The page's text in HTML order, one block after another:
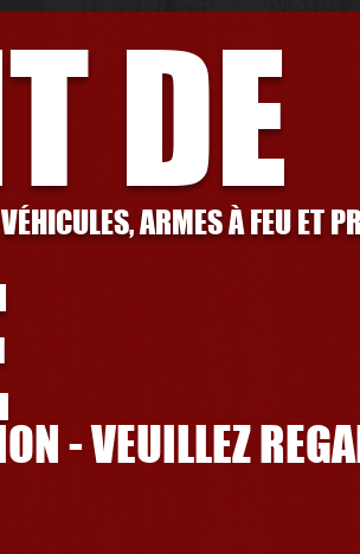
DE
ARMES À FEU ET
- VEUILLEZ